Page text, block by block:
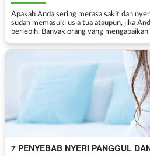
Apakah Anda sering merasa sakit dan
sudah memasuki usia tua ataupun, jika
berlebih. Banyak orang yang
7 PENYEBAB NYERI PANGGUL